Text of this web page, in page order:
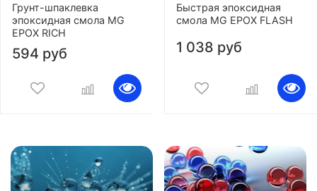
Грунт-шпаклевка
эпоксидная смола MG
EPOX RICH
594 руб
Быстрая эпоксидная
смола MG EPOX FLASH
1 038 руб